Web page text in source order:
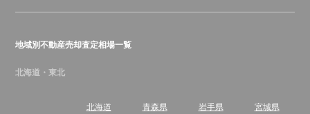
地域別不動産売却査定相場一覧
北海道・東北
北海道 青森県 岩手県 宮城県